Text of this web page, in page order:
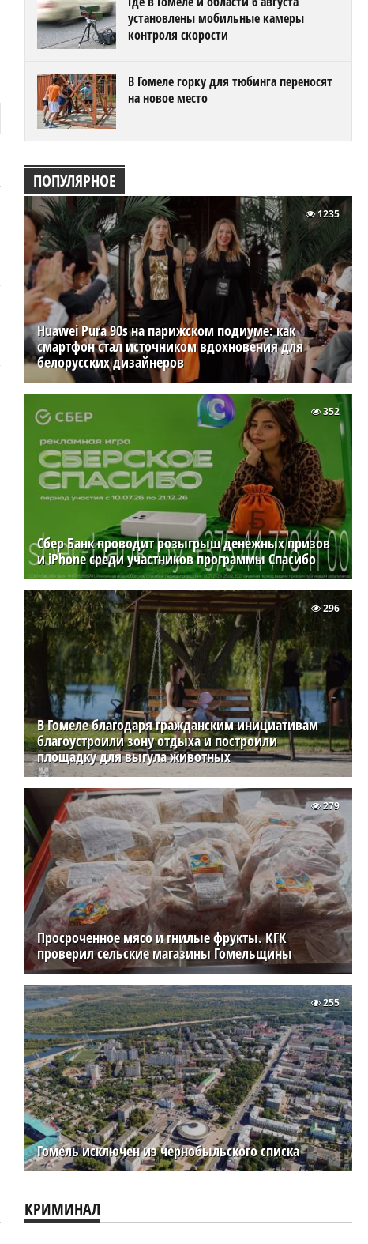
установлены мобильные камеры
контроля скорости
В Гомеле горку для тюбинга переносят
на новое место
ПОПУЛЯРНОЕ
Huawei Pura 90s на парижском подиуме: как
смартфон стал источником вдохновения для
белорусских дизайнеров
1235
Сбер Банк проводит розыгрыш денежных призов
и iPhone среди участников программы Спасибо
352
В Гомеле благодаря гражданским инициативам
благоустроили зону отдыха и построили
площадку для выгула животных
296
Просроченное мясо и гнилые фрукты. КГК
проверил сельские магазины Гомельщины
279
Гомель исключен из чернобыльского списка
255
КРИМИНАЛ